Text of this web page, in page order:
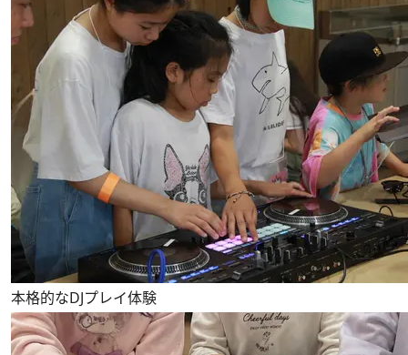
本格的なDJプレイ体験